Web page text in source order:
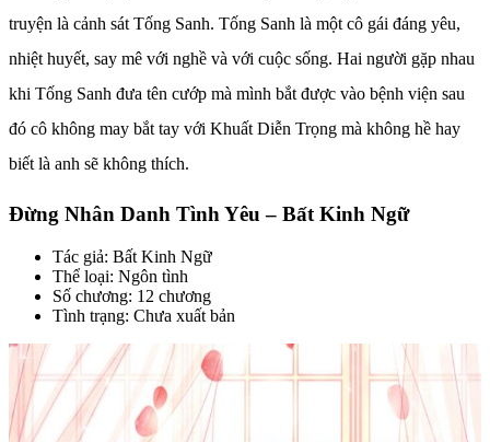
truyện là cảnh sát Tống Sanh. Tống Sanh là một cô gái đáng yêu,
nhiệt huyết, say mê với nghề và với cuộc sống. Hai người gặp nhau
khi Tống Sanh đưa tên cướp mà mình bắt được vào bệnh viện sau
đó cô không may bắt tay với Khuất Diễn Trọng mà không hề hay
biết là anh sẽ không thích.
Đừng Nhân Danh Tình Yêu – Bất Kinh Ngữ
Tác giả: Bất Kinh Ngữ
Thể loại: Ngôn tình
Số chương: 12 chương
Tình trạng: Chưa xuất bản